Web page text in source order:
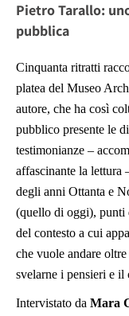
Pietro Tarallo:
pubblica
Cinquanta ritratti
platea del Museo
autore, che ha così
pubblico presente le
testimonianze –
affascinante la lettura
degli anni Ottanta e
(quello di oggi), punti
del contesto a cui
che vuole andare
svelarne i pensieri e il
Intervistato da Mara